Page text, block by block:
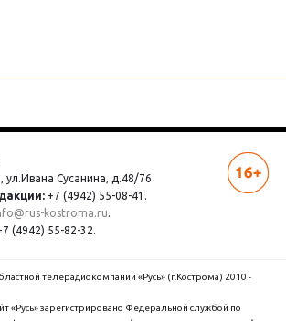
ул.Ивана Сусанина, д.48/76
+7 (4942) 55-08-41.
kostroma.ru.
(4942) 55-82-32.
телерадиокомпании «Русь» (г.Кострома) 2010 -
«Русь» зарегистрировано Федеральной службой по